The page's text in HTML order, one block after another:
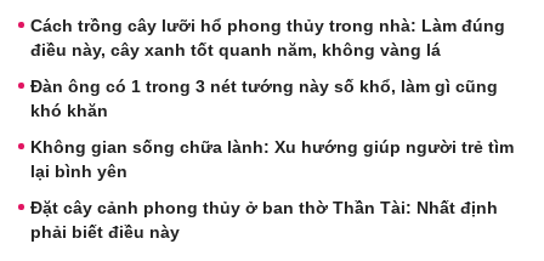
Cách trồng cây lưỡi hổ phong thủy trong nhà: Làm đúng
điều này, cây xanh tốt quanh năm, không vàng lá
Đàn ông có 1 trong 3 nét tướng này số khổ, làm gì cũng
khó khăn
Không gian sống chữa lành: Xu hướng giúp người trẻ tìm
lại bình yên
Đặt cây cảnh phong thủy ở ban thờ Thần Tài: Nhất định
phải biết điều này